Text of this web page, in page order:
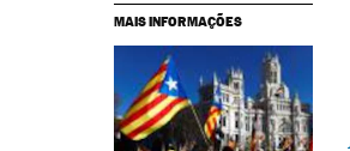
MAIS INFORMAÇÕES